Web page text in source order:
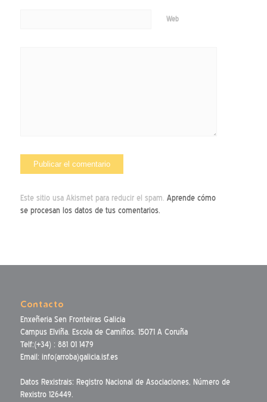
Web
Este sitio usa Akismet para reducir el spam. Aprende cómo
se procesan los datos de tus comentarios.
Contacto
Enxeñeria Sen Fronteiras Galicia
Campus Elviña. Escola de Camiños. 15071 A Coruña
Telf:(+34) : 881 01 1479
Email: info(arroba)galicia.isf.es
Datos Rexistrais: Registro Nacional de Asociaciones, Número de
Rexistro 126449.